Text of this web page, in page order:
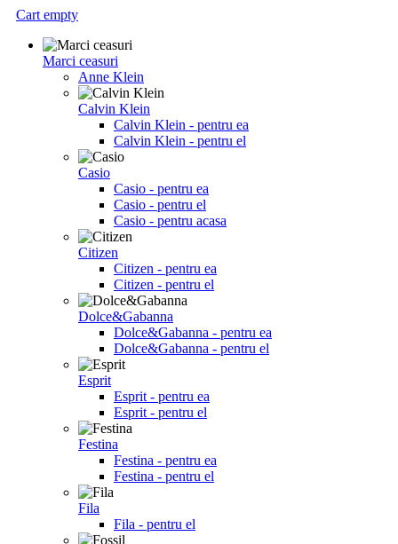
Cart empty
Marci ceasuri
Anne Klein
Calvin Klein
Calvin Klein - pentru ea
Calvin Klein - pentru el
Casio
Casio - pentru ea
Casio - pentru el
Casio - pentru acasa
Citizen
Citizen - pentru ea
Citizen - pentru el
Dolce&Gabanna
Dolce&Gabanna - pentru ea
Dolce&Gabanna - pentru el
Esprit
Esprit - pentru ea
Esprit - pentru el
Festina
Festina - pentru ea
Festina - pentru el
Fila
Fila - pentru el